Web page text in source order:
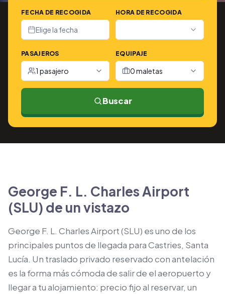
FECHA DE RECOGIDA
Elige la fecha
HORA DE RECOGIDA
PASAJEROS
1 pasajero
EQUIPAJE
0 maletas
Buscar
George F. L. Charles Airport
(SLU) de un vistazo
George F. L. Charles Airport (SLU) es uno de los
principales puntos de llegada para Castries, Santa
Lucía. Un traslado privado reservado con antelación
es la forma más cómoda de salir de el aeropuerto y
llegar a tu alojamiento: precio fijo al reservar, un